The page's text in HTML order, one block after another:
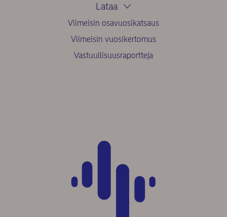
Lataa
Viimeisin osavuosikatsaus
Viimeisin vuosikertomus
Vastuullisuusraportteja